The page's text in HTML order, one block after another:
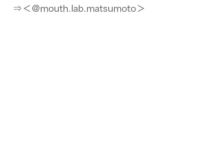
⇒＜@mouth.lab.matsumoto＞